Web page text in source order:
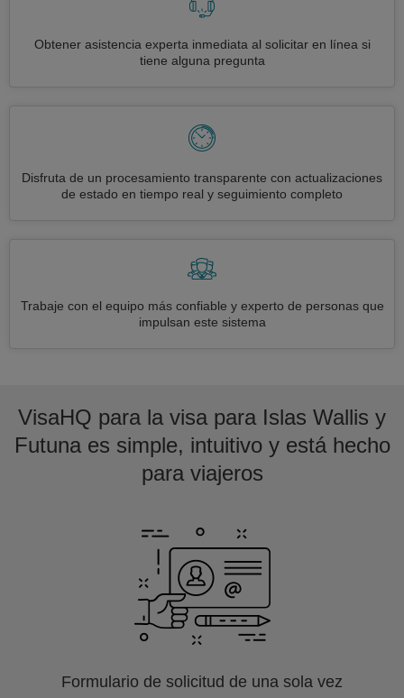
Obtener asistencia experta inmediata al solicitar en línea si
tiene alguna pregunta
Disfruta de un procesamiento transparente con actualizaciones
de estado en tiempo real y seguimiento completo
Trabaje con el equipo más confiable y experto de personas que
impulsan este sistema
VisaHQ para la visa para Islas Wallis y
Futuna es simple, intuitivo y está hecho
para viajeros
Formulario de solicitud de una sola vez